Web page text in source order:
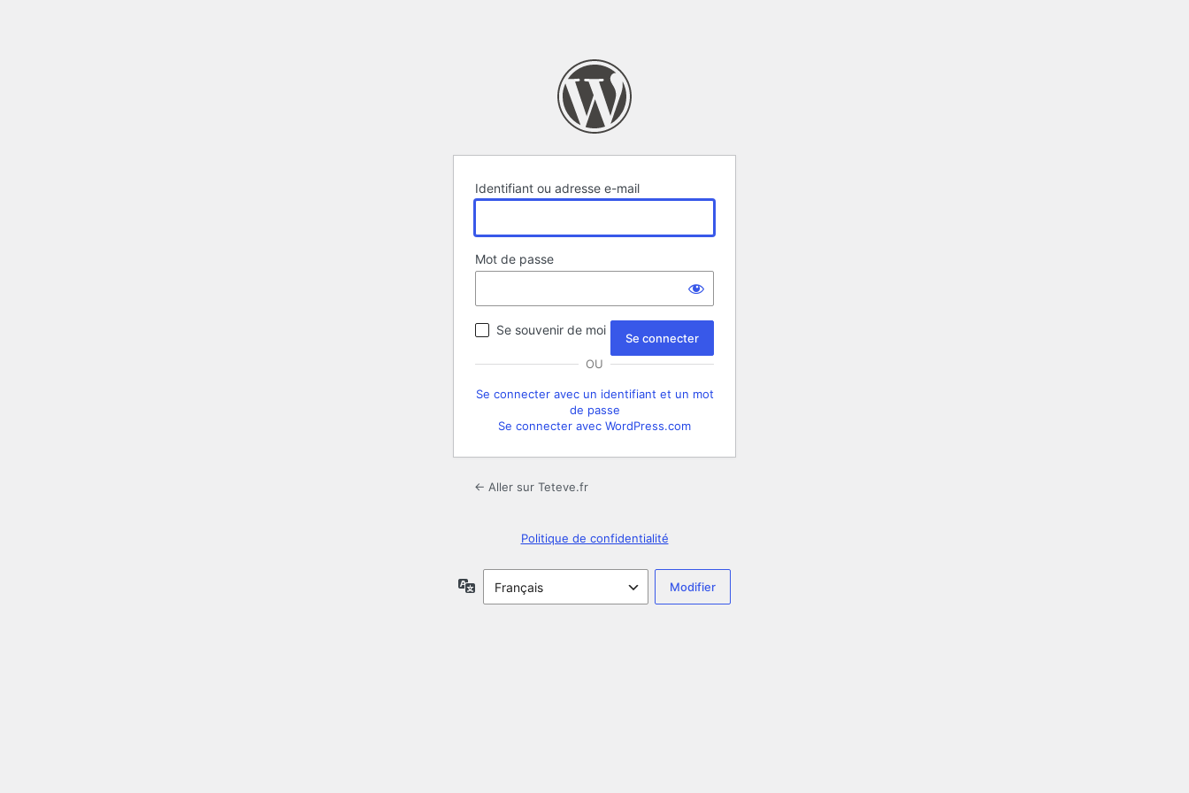
Identifiant ou adresse e-mail
Mot de passe
Se souvenir de moi
OU
Se connecter avec un identifiant et un mot
de passe
Se connecter avec WordPress.com
← Aller sur Teteve.fr
Politique de confidentialité
Langue